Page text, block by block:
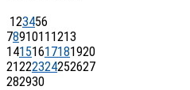
123456
78910111213
14151617181920
21222324252627
282930